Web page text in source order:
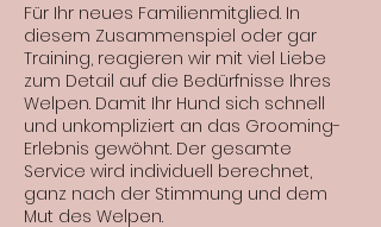
Für Ihr neues Familienmitglied. In
diesem Zusammenspiel oder gar
Training, reagieren wir mit viel Liebe
zum Detail auf die Bedürfnisse Ihres
Welpen. Damit Ihr Hund sich schnell
und unkompliziert an das Grooming-
Erlebnis gewöhnt. Der gesamte
Service wird individuell berechnet,
ganz nach der Stimmung und dem
Mut des Welpen.